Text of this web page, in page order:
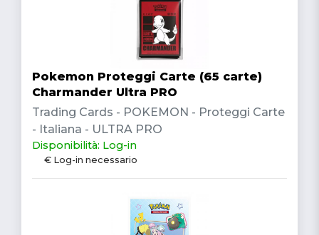
Pokemon Proteggi Carte (65 carte)
Charmander Ultra PRO
Trading Cards - POKEMON - Proteggi Carte
- Italiana - ULTRA PRO
Disponibilità: Log-in
€ Log-in necessario